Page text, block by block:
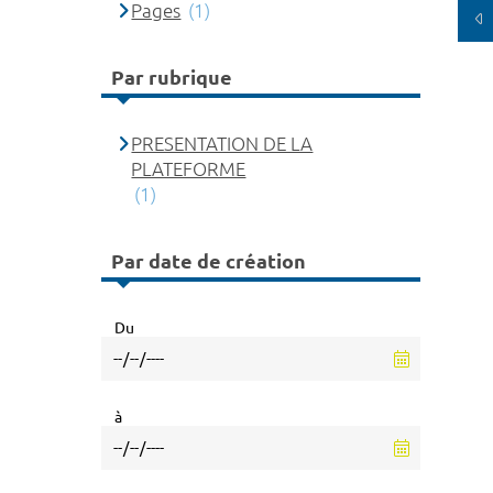
Pages (1)
Par rubrique
PRESENTATION DE LA
PLATEFORME
(1)
Par date de création
Du
à